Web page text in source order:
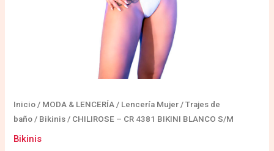
Inicio / MODA & LENCERÍA / Lencería Mujer /Trajes de
baño / Bikinis / CHILIROSE – CR 4381 BIKINI BLANCO S/M
Bikinis